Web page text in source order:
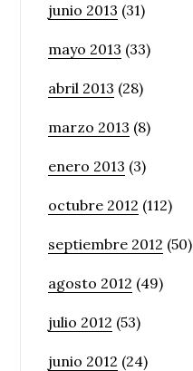
junio 2013 (31)
mayo 2013 (33)
abril 2013 (28)
marzo 2013 (8)
enero 2013 (3)
octubre 2012 (112)
septiembre 2012 (50)
agosto 2012 (49)
julio 2012 (53)
junio 2012 (24)